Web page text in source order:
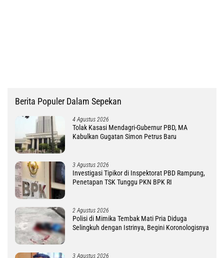
Berita Populer Dalam Sepekan
4 Agustus 2026
Tolak Kasasi Mendagri-Gubernur PBD, MA
Kabulkan Gugatan Simon Petrus Baru
3 Agustus 2026
Investigasi Tipikor di Inspektorat PBD Rampung,
Penetapan TSK Tunggu PKN BPK RI
2 Agustus 2026
Polisi di Mimika Tembak Mati Pria Diduga
Selingkuh dengan Istrinya, Begini Koronologisnya
3 Agustus 2026